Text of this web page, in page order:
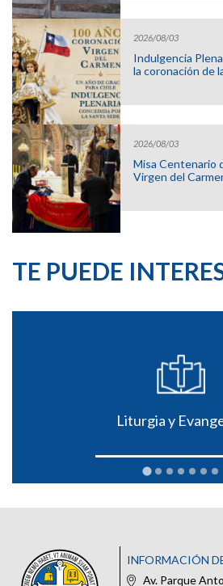
2026/08/03
Indulgencia
la coronación de
2026/08/03
Misa Centenario
Virgen del
TE PUEDE
Liturgia y
INFORMACIÓN
Av. Parque